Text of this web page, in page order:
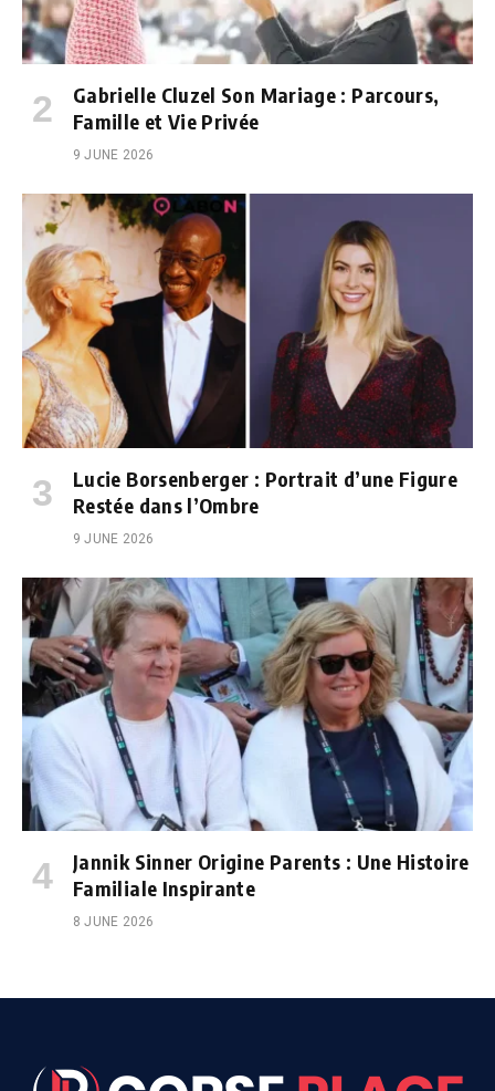
Gabrielle Cluzel Son Mariage : Parcours,
Famille et Vie Privée
9 JUNE 2026
Lucie Borsenberger : Portrait d’une Figure
Restée dans l’Ombre
9 JUNE 2026
Jannik Sinner Origine Parents : Une Histoire
Familiale Inspirante
8 JUNE 2026